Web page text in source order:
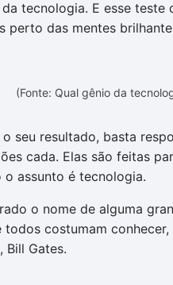
tecnologia. E esse teste
perto das mentes
(Fonte: Qual gênio da
seu resultado, basta
cada. Elas são feitas
o assunto é tecnologia.
o nome de alguma
todos costumam
Bill Gates.